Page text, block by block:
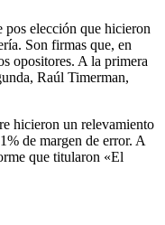
pos elección que hicieron
Son firmas que, en
opositores. A la primera
Raúl Timerman,
hicieron un relevamiento
de margen de error. A
que titularon «El